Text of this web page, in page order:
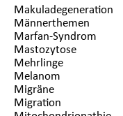
Makuladegeneration
Männerthemen
Marfan-Syndrom
Mastozytose
Mehrlinge
Melanom
Migräne
Migration